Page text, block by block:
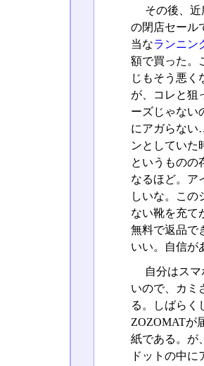
その後、
の閉店セール
当なランニン
額で買った。
じもそう悪く
が、コレと狙
ーズじゃない
にアガらな
ンとしていた
というものの
なるほど。ア
しいな。この
ない靴を充て
無料で返品で
いい。自信が
自分はス
いので、カミ
る。しばらく
ZOZOMATが
紙である。が
ドットの中に